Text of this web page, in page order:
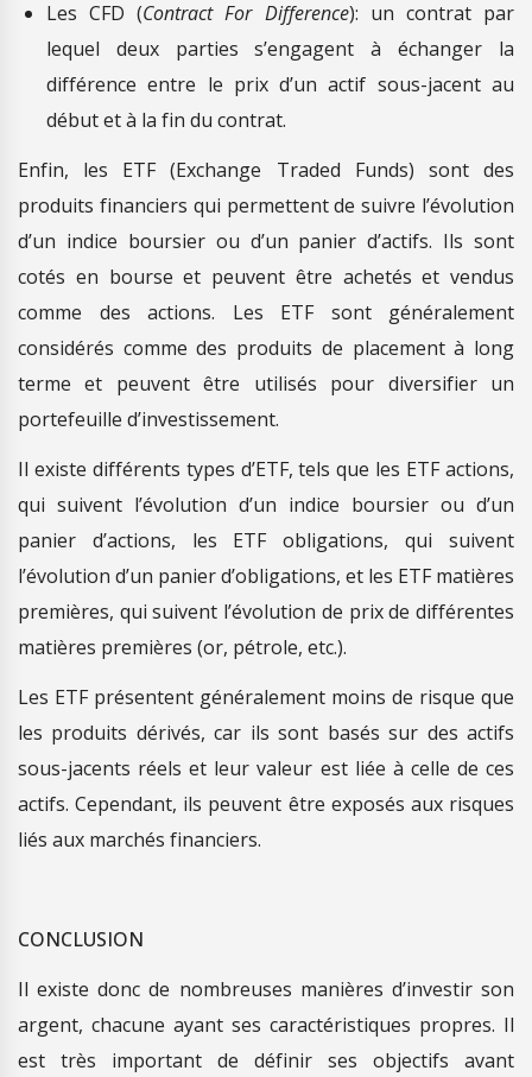
Les CFD (Contract For Difference): un contrat par
lequel deux parties s’engagent à échanger la
différence entre le prix d’un actif sous-jacent au
début et à la fin du contrat.
Enfin, les ETF (Exchange Traded Funds) sont des
produits financiers qui permettent de suivre l’évolution
d’un indice boursier ou d’un panier d’actifs. Ils sont
cotés en bourse et peuvent être achetés et vendus
comme des actions. Les ETF sont généralement
considérés comme des produits de placement à long
terme et peuvent être utilisés pour diversifier un
portefeuille d’investissement.
Il existe différents types d’ETF, tels que les ETF actions,
qui suivent l’évolution d’un indice boursier ou d’un
panier d’actions, les ETF obligations, qui suivent
l’évolution d’un panier d’obligations, et les ETF matières
premières, qui suivent l’évolution de prix de différentes
matières premières (or, pétrole, etc.).
Les ETF présentent généralement moins de risque que
les produits dérivés, car ils sont basés sur des actifs
sous-jacents réels et leur valeur est liée à celle de ces
actifs. Cependant, ils peuvent être exposés aux risques
liés aux marchés financiers.
CONCLUSION
Il existe donc de nombreuses manières d’investir son
argent, chacune ayant ses caractéristiques propres. Il
est très important de définir ses objectifs avant